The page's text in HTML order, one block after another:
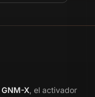
GNM-X, el activador